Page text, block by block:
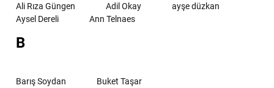
Ali Rıza Güngen
Adil Okay
ayşe düzkan
Aysel Dereli
Ann Telnaes
B
Barış Soydan
Buket Taşar